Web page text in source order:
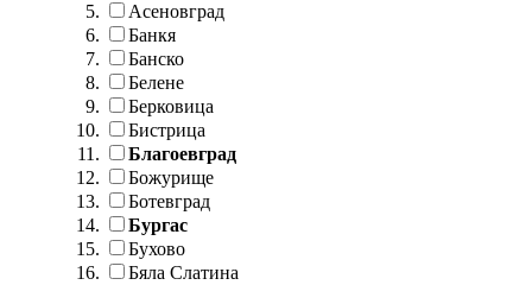
Асеновград
Банкя
Банско
Белене
Берковица
Бистрица
Благоевград
Божурище
Ботевград
Бургас
Бухово
Бяла Слатина